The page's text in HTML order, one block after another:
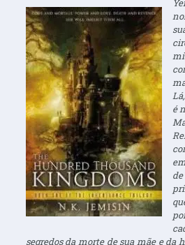
é
segredos da morte de sua mãe e da